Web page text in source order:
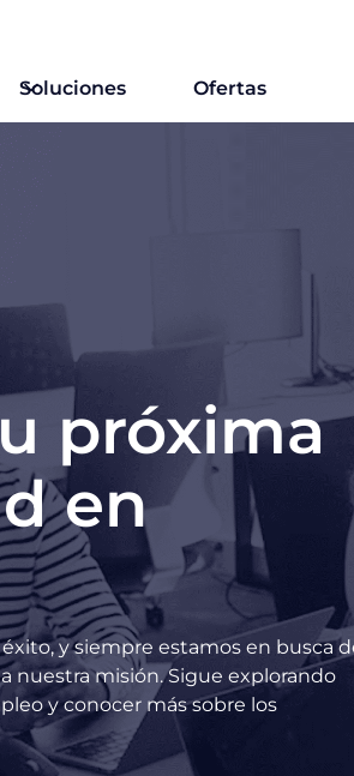
Soluciones Ofertas
próxima
en
y siempre estamos en busca
nuestra misión. Sigue explorando
y conocer más sobre los